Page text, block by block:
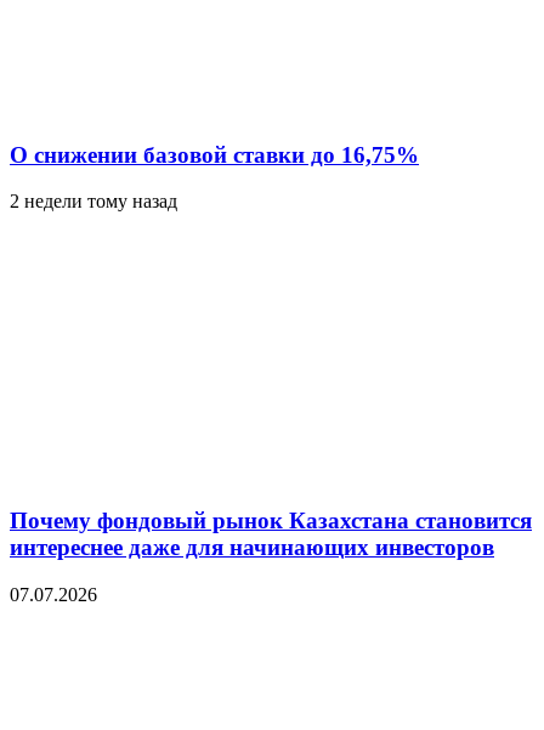
О снижении базовой ставки до 16,75%
2 недели тому назад
Почему фондовый рынок Казахстана становится
интереснее даже для начинающих инвесторов
07.07.2026